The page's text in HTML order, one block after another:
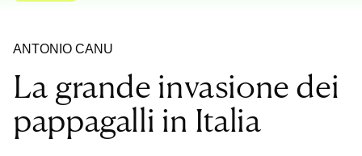
ANTONIO CANU
La grande invasione dei
pappagalli in Italia